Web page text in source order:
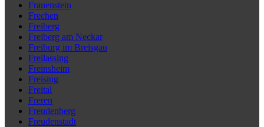
Frauenstein
Frechen
Freiberg
Freiberg am Neckar
Freiburg im Breisgau
Freilassing
Freinsheim
Freising
Freital
Freren
Freudenberg
Freudenstadt